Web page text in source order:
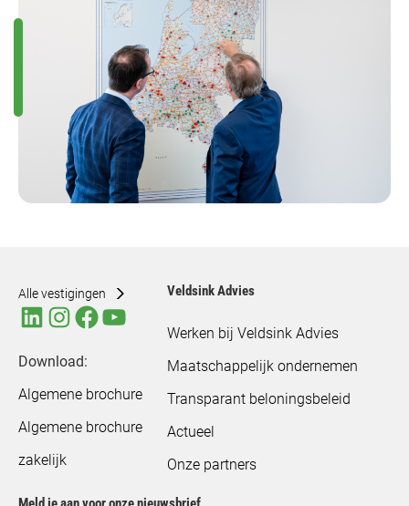
Alle vestigingen
Download:
Algemene brochure
Algemene brochure
zakelijk
Veldsink Advies
Werken bij Veldsink Advies
Maatschappelijk ondernemen
Transparant beloningsbeleid
Actueel
Onze partners